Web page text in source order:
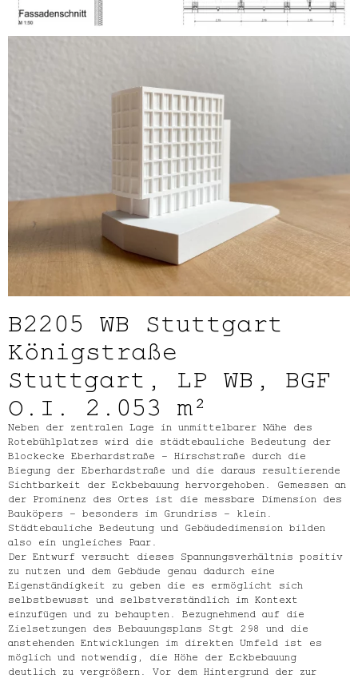
B2205 WB Stuttgart
Königstraße
Stuttgart, LP WB, BGF
O.I. 2.053 m²
Neben der zentralen Lage in unmittelbarer Nähe des
Rotebühlplatzes wird die städtebauliche Bedeutung der
Blockecke Eberhardstraße – Hirschstraße durch die
Biegung der Eberhardstraße und die daraus resultierende
Sichtbarkeit der Eckbebauung hervorgehoben. Gemessen an
der Prominenz des Ortes ist die messbare Dimension des
Bauköpers – besonders im Grundriss – klein.
Städtebauliche Bedeutung und Gebäudedimension bilden
also ein ungleiches Paar.
Der Entwurf versucht dieses Spannungsverhältnis positiv
zu nutzen und dem Gebäude genau dadurch eine
Eigenständigkeit zu geben die es ermöglicht sich
selbstbewusst und selbstverständlich im Kontext
einzufügen und zu behaupten. Bezugnehmend auf die
Zielsetzungen des Bebauungsplans Stgt 298 und die
anstehenden Entwicklungen im direkten Umfeld ist es
möglich und notwendig, die Höhe der Eckbebauung
deutlich zu vergrößern. Vor dem Hintergrund der zur